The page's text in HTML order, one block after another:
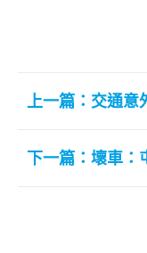
上一篇：交通
下一篇：壞車：